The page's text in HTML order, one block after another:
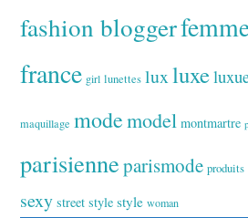
fashion blogger
france girl lunettes luxluxe
maquillage modemodel montmartre
parisienneparismode produits
sexy street style style woman